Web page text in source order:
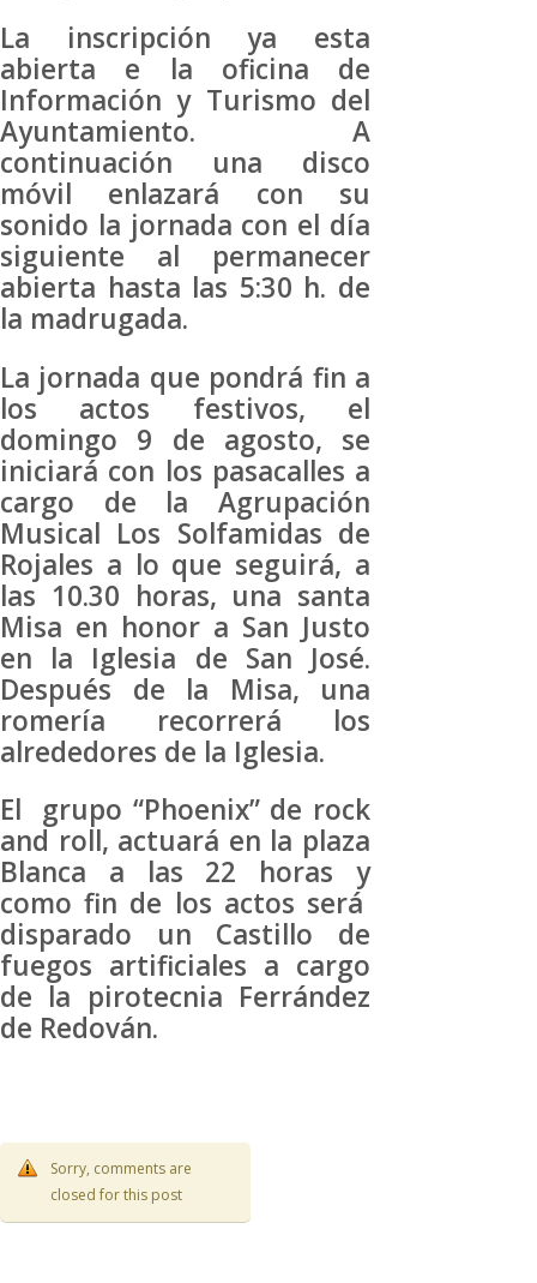
La inscripción ya esta
abierta e la oficina de
Información y Turismo del
Ayuntamiento. A
continuación una disco
móvil enlazará con su
sonido la jornada con el día
siguiente al permanecer
abierta hasta las 5:30 h. de
la madrugada.
La jornada que pondrá fin a
los actos festivos, el
domingo 9 de agosto, se
iniciará con los pasacalles a
cargo de la Agrupación
Musical Los Solfamidas de
Rojales a lo que seguirá, a
las 10.30 horas, una santa
Misa en honor a San Justo
en la Iglesia de San José.
Después de la Misa, una
romería recorrerá los
alrededores de la Iglesia.
El grupo “Phoenix” de rock
and roll, actuará en la plaza
Blanca a las 22 horas y
como fin de los actos será
disparado un Castillo de
fuegos artificiales a cargo
de la pirotecnia Ferrández
de Redován.
Sorry, comments are
closed for this post